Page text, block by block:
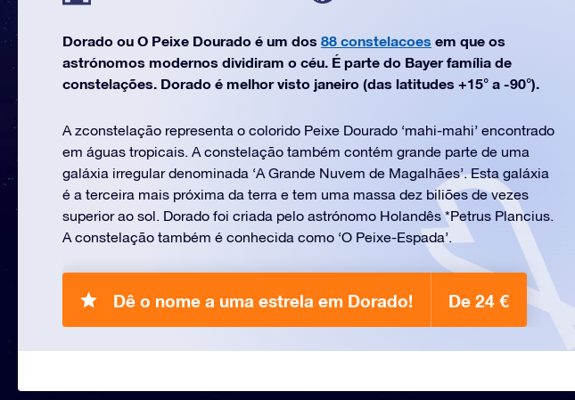
Dorado ou O Peixe Dourado é um dos 88 constelacoes em que os
astrónomos modernos dividiram o céu. É parte do Bayer família de
constelações. Dorado é melhor visto janeiro (das latitudes +15° a -90°).
A zconstelação representa o colorido Peixe Dourado ‘mahi-mahi’ encontrado
em águas tropicais. A constelação também contém grande parte de uma
galáxia irregular denominada ‘A Grande Nuvem de Magalhães’. Esta galáxia
é a terceira mais próxima da terra e tem uma massa dez biliões de vezes
superior ao sol. Dorado foi criada pelo astrónomo Holandês *Petrus Plancius.
A constelação também é conhecida como ‘O Peixe-Espada’.
Dê o nome a uma estrela em Dorado! De 24 €